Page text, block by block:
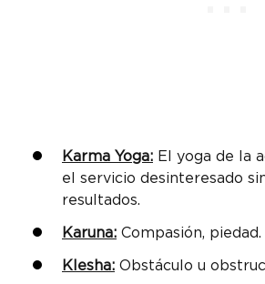
Karma Yoga: El yoga de la
el servicio desinteresado
resultados.
Karuna: Compasión, piedad.
Klesha: Obstáculo u